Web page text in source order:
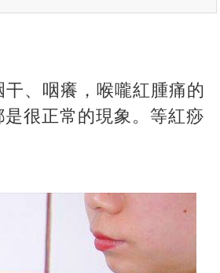
、咽癢，喉嚨紅腫痛的
很正常的現象。等紅痧